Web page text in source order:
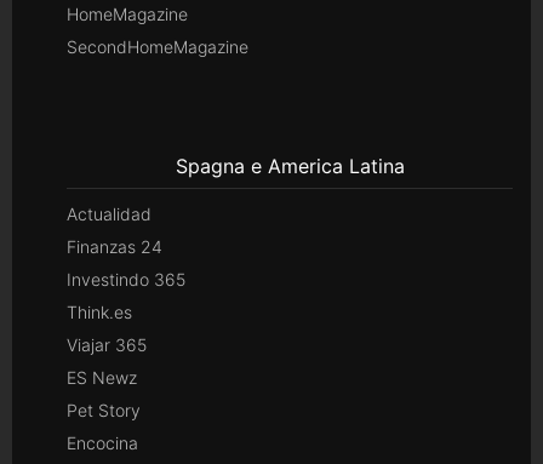
HomeMagazine
SecondHomeMagazine
Spagna e America Latina
Actualidad
Finanzas 24
Investindo 365
Think.es
Viajar 365
ES Newz
Pet Story
Encocina